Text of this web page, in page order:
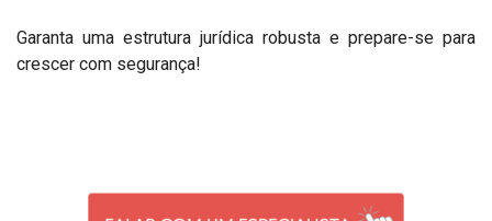
Garanta uma estrutura jurídica robusta e prepare-se para
crescer com segurança!